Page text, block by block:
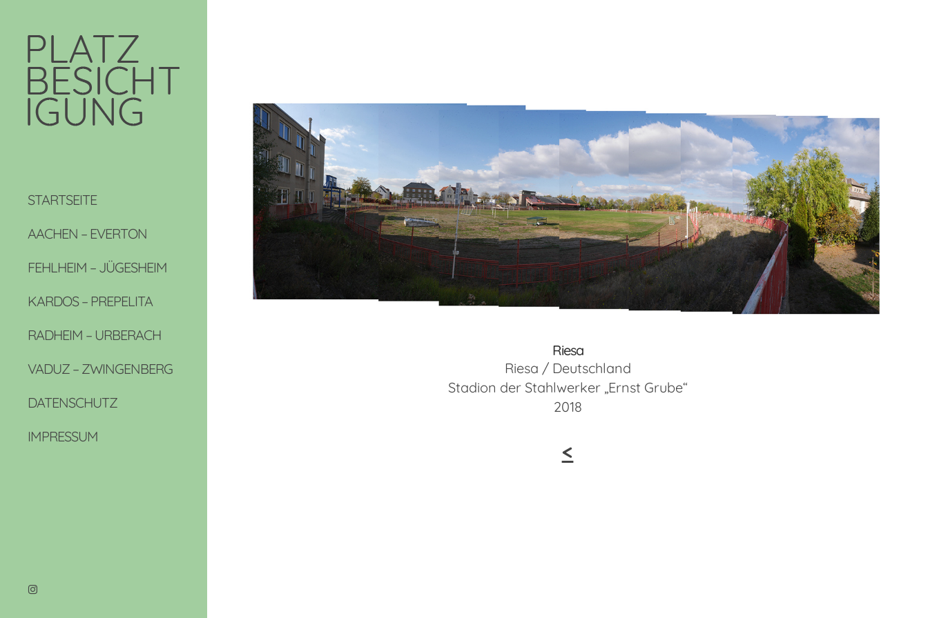
STARTSEITE
AACHEN – EVERTON
FEHLHEIM – JÜGESHEIM
KARDOS – PREPELITA
RADHEIM – URBERACH
VADUZ – ZWINGENBERG
DATENSCHUTZ
IMPRESSUM
Riesa
Riesa / Deutschland
Stadion der Stahlwerker „Ernst Grube“
2018
<